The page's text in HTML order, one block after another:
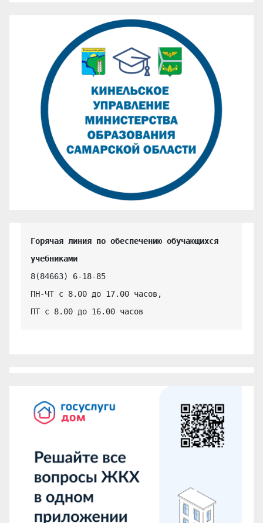
Горячая линия по обеспечению обучающихся
учебниками
8(84663) 6-18-85
ПН-ЧТ с 8.00 до 17.00 часов,
ПТ с 8.00 до 16.00 часов